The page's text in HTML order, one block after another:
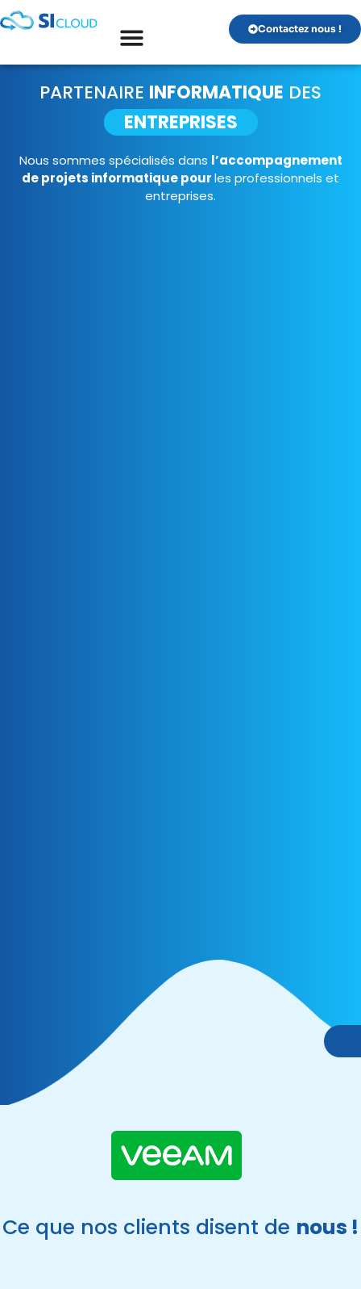
Contactez nous !
PARTENAIRE INFORMATIQUE DES
ENTREPRISES
Nous sommes spécialisés dans l’accompagnement
de projets informatique pourles professionnels et
entreprises.
Ce que nos clients disent de nous !